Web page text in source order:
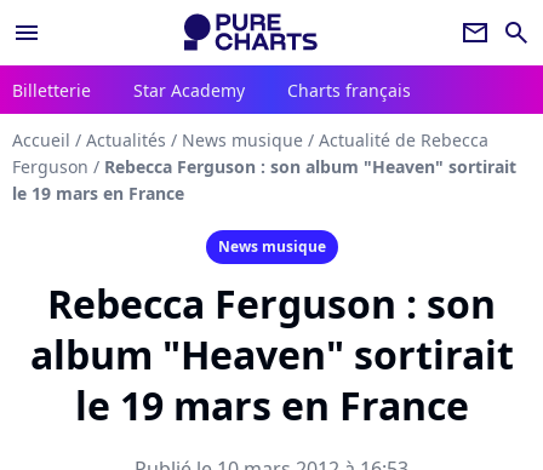
menu newsletter search
Billetterie Star Academy Charts français
Accueil / Actualités / News musique / Actualité de Rebecca
Ferguson / Rebecca Ferguson : son album "Heaven" sortirait
le 19 mars en France
News musique
Rebecca Ferguson : son
album "Heaven" sortirait
le 19 mars en France